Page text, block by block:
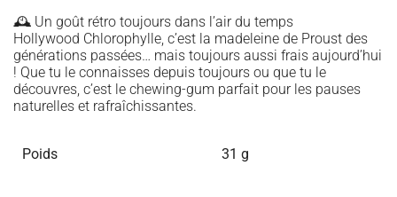
🕰️ Un goût rétro toujours dans l’air du temps
Hollywood Chlorophylle, c’est la madeleine de Proust des
générations passées… mais toujours aussi frais aujourd’hui
! Que tu le connaisses depuis toujours ou que tu le
découvres, c’est le chewing-gum parfait pour les pauses
naturelles et rafraîchissantes.
Poids 31 g